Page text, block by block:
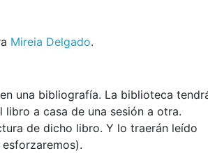
Mireia Delgado.
una bibliografía. La biblioteca
a casa de una sesión a otra.
de dicho libro. Y lo traerán leído